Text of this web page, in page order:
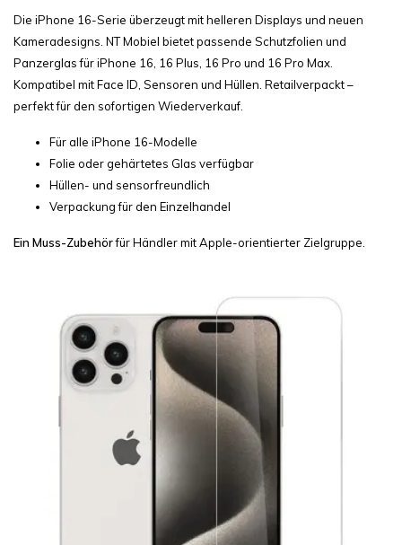
Die iPhone 16-Serie überzeugt mit helleren Displays und neuen
Kameradesigns. NT Mobiel bietet passende Schutzfolien und
Panzerglas für iPhone 16, 16 Plus, 16 Pro und 16 Pro Max.
Kompatibel mit Face ID, Sensoren und Hüllen. Retailverpackt –
perfekt für den sofortigen Wiederverkauf.
Für alle iPhone 16-Modelle
Folie oder gehärtetes Glas verfügbar
Hüllen- und sensorfreundlich
Verpackung für den Einzelhandel
Ein Muss-Zubehörfür Händler mit Apple-orientierter Zielgruppe.